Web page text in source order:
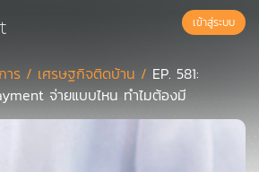
เข้าสู่ระบบ
าร / เศรษฐกิจติดบ้าน / EP. 581:
จ่ายแบบไหน ทำไมต้องมี